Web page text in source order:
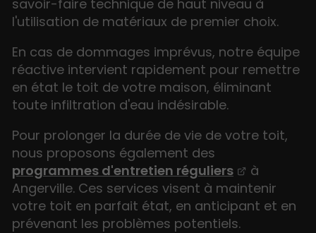
savoir-faire technique de haut niveau à
l'utilisation de matériaux de premier choix.
En cas de dommages imprévus, notre équipe
réactive intervient rapidement pour remettre
en état le toit de votre maison, éliminant
toute infiltration d'eau indésirable.
Pour prolonger la durée de vie de votre toit,
nous proposons également des
programmes d'entretien réguliers
à
Angerville. Ces services visent à maintenir
votre toit en parfait état, en anticipant et en
prévenant les problèmes potentiels.